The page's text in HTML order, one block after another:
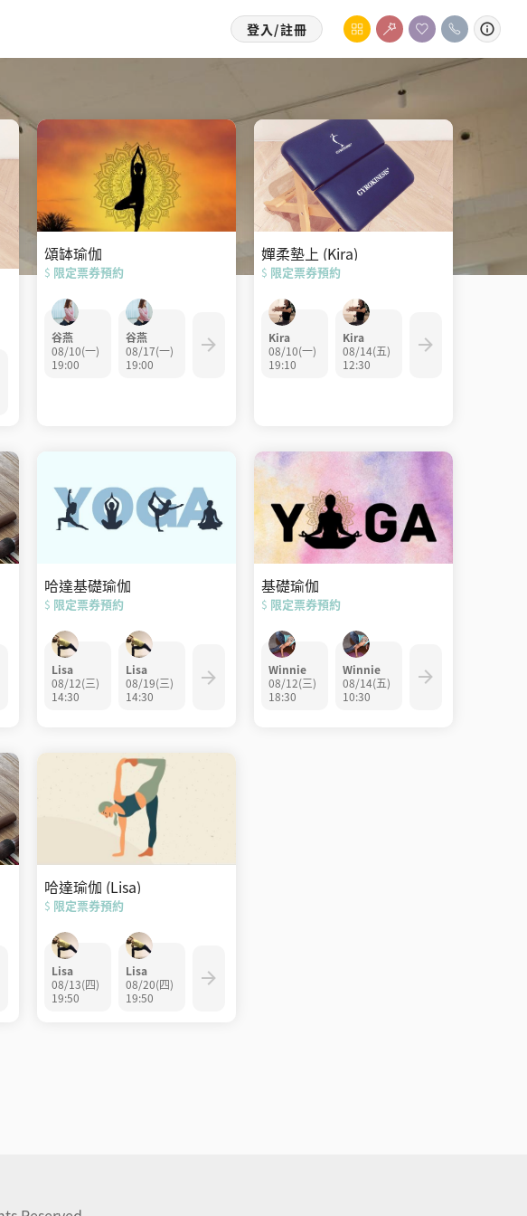
登入/註冊
頌缽瑜伽
$ 限定票券預約
谷燕
08/10(一)
19:00
谷燕
08/17(一)
19:00
嬋柔墊上 (Kira)
$ 限定票券預約
Kira
08/10(一)
19:10
Kira
08/14(五)
12:30
哈達基礎瑜伽
$ 限定票券預約
Lisa
08/12(三)
14:30
Lisa
08/19(三)
14:30
基礎瑜伽
$ 限定票券預約
Winnie
08/12(三)
18:30
Winnie
08/14(五)
10:30
哈達瑜伽 (Lisa)
$ 限定票券預約
Lisa
08/13(四)
19:50
Lisa
08/20(四)
19:50